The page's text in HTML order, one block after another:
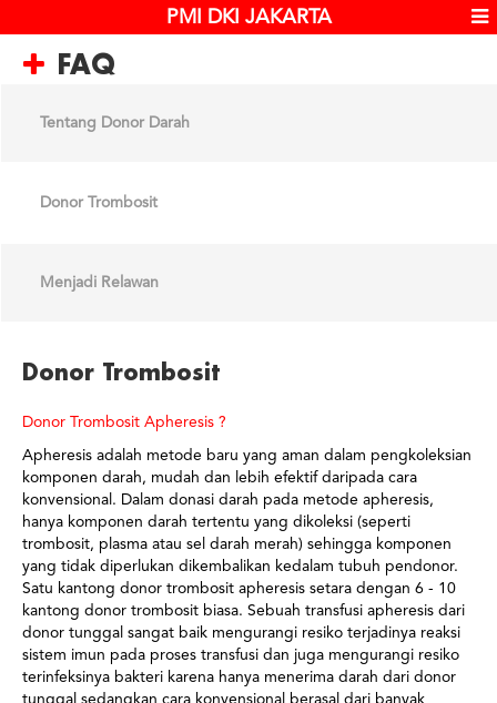
PMI DKI JAKARTA
FAQ
Tentang Donor Darah
Donor Trombosit
Menjadi Relawan
Donor Trombosit
Donor Trombosit Apheresis ?
Apheresis adalah metode baru yang aman dalam pengkoleksian
komponen darah, mudah dan lebih efektif daripada cara
konvensional. Dalam donasi darah pada metode apheresis,
hanya komponen darah tertentu yang dikoleksi (seperti
trombosit, plasma atau sel darah merah) sehingga komponen
yang tidak diperlukan dikembalikan kedalam tubuh pendonor.
Satu kantong donor trombosit apheresis setara dengan 6 - 10
kantong donor trombosit biasa. Sebuah transfusi apheresis dari
donor tunggal sangat baik mengurangi resiko terjadinya reaksi
sistem imun pada proses transfusi dan juga mengurangi resiko
terinfeksinya bakteri karena hanya menerima darah dari donor
tunggal sedangkan cara konvensional berasal dari banyak